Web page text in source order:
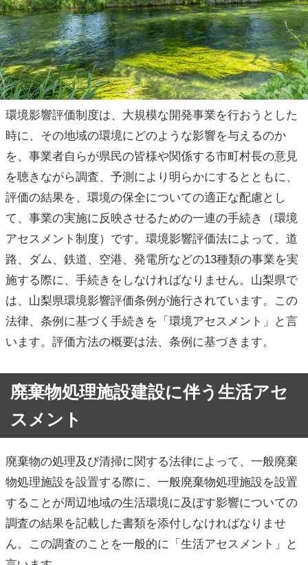
環境影響評価制度は、大規模な開発事業を行おうとした
時に、その地域の環境にどのような影響を与えるのか
を、事業者自らが県民の皆様や関係する市町村長の意見
を聴きながら調査、予測により明らかにするとともに、
評価の結果を、環境の保全についての適正な配慮とし
て、事業の実施に反映させるための一連の手続き（環境
アセスメント制度）です。環境影響評価法によって、道
路、ダム、鉄道、空港、発電所などの13種類の事業を実
施する際に、手続きをしなければなりません。山梨県で
は、山梨県環境影響評価条例が施行されています。この
法律、条例に基づく手続きを「環境アセスメント」と言
います。評価方法の概要は法、条例に基づきます。
廃棄物処理施設建設に伴う生活アセ
スメント
廃棄物の処理及び清掃に関する法律によって、一般廃棄
物処理施設を設置する際に、一般廃棄物処理施設を設置
することが周辺地域の生活環境に及ぼす影響についての
調査の結果を記載した書類を添付しなければなりませ
ん。この調査のことを一般的に「生活アセスメント」と